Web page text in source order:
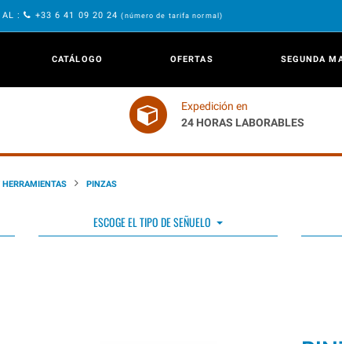
: +33 6 41 09 20 24(número de tarifa normal)
CATÁLOGO OFERTAS SEGUNDA
Expedición en
24 HORAS LABORABLES
PINZAS
ESCOGE EL TIPO DE SEÑUELO